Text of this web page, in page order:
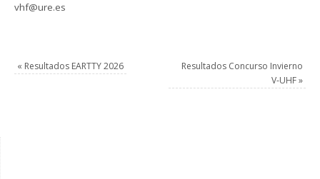
vhf@ure.es
« Resultados EARTTY 2026
Resultados Concurso Invierno
V-UHF»